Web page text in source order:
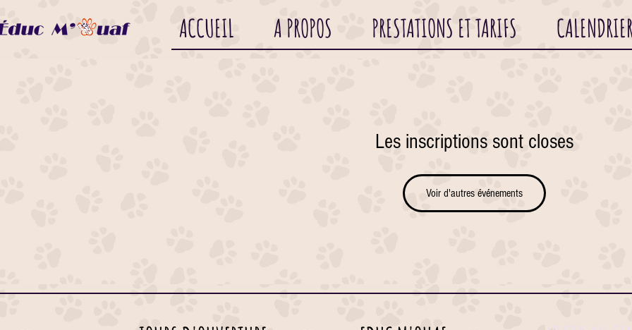
ACCUEIL A PROPOS PRESTATIONS ET TARIFS
Les inscriptions sont closes
Voir d'autres événements